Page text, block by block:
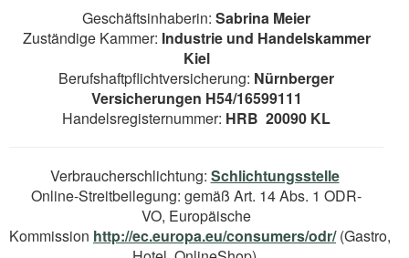
Geschäftsinhaberin:Sabrina Meier
Zuständige Kammer: Industrie und Handelskammer
Kiel
Berufshaftpflichtversicherung: Nürnberger
Versicherungen H54/16599111
Handelsregisternummer: HRB 20090 KL
Verbraucherschlichtung: Schlichtungsstelle
Online-Streitbeilegung: gemäß Art. 14 Abs. 1 ODR-
VO, Europäische
Kommission http://ec.europa.eu/consumers/odr/(Gastro,